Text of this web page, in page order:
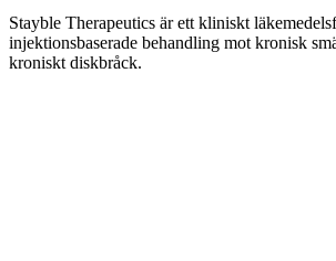
Stayble Therapeutics är ett kliniskt
injektionsbaserade behandling mot kronisk
kroniskt diskbråck.